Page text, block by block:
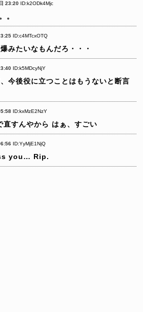
23:20 ID:k2ODk4Mjc
。
ID:c4MTcxOTQ
みたいなもんだろ・・・
ID:k5MDcyNjY
今後役に立つことはもうないと断言
ID:kxMzE2NzY
直すんやから はぁ、すごい
ID:YyMjE1NjQ
you… Rip.